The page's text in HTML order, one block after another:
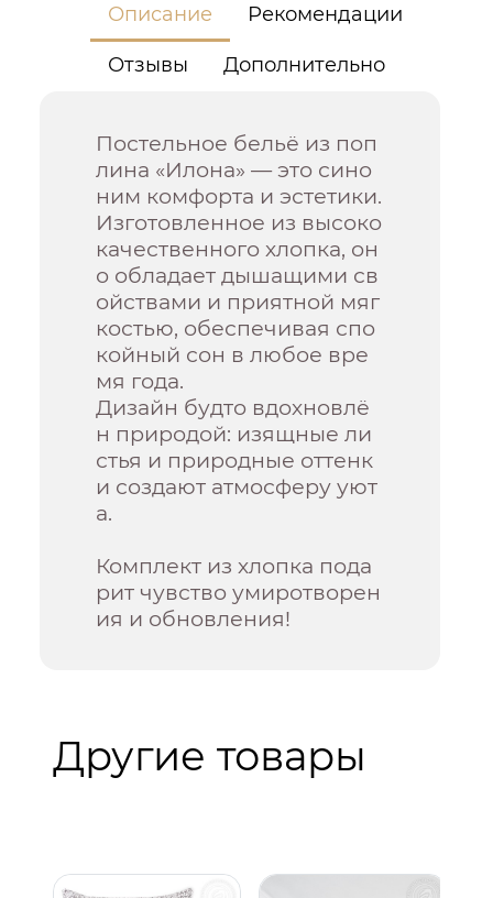
Описание Рекомендации
Отзывы Дополнительно
Постельное бельё из поп
лина «Илона» — это сино
ним комфорта и эстетики.
Изготовленное из высоко
качественного хлопка, он
о обладает дышащими св
ойствами и приятной мяг
костью, обеспечивая спо
койный сон в любое вре
мя года.
Дизайн будто вдохновлё
н природой: изящные ли
стья и природные оттенк
и создают атмосферу уют
а.
Комплект из хлопка пода
рит чувство умиротворен
ия и обновления!
Другие товары